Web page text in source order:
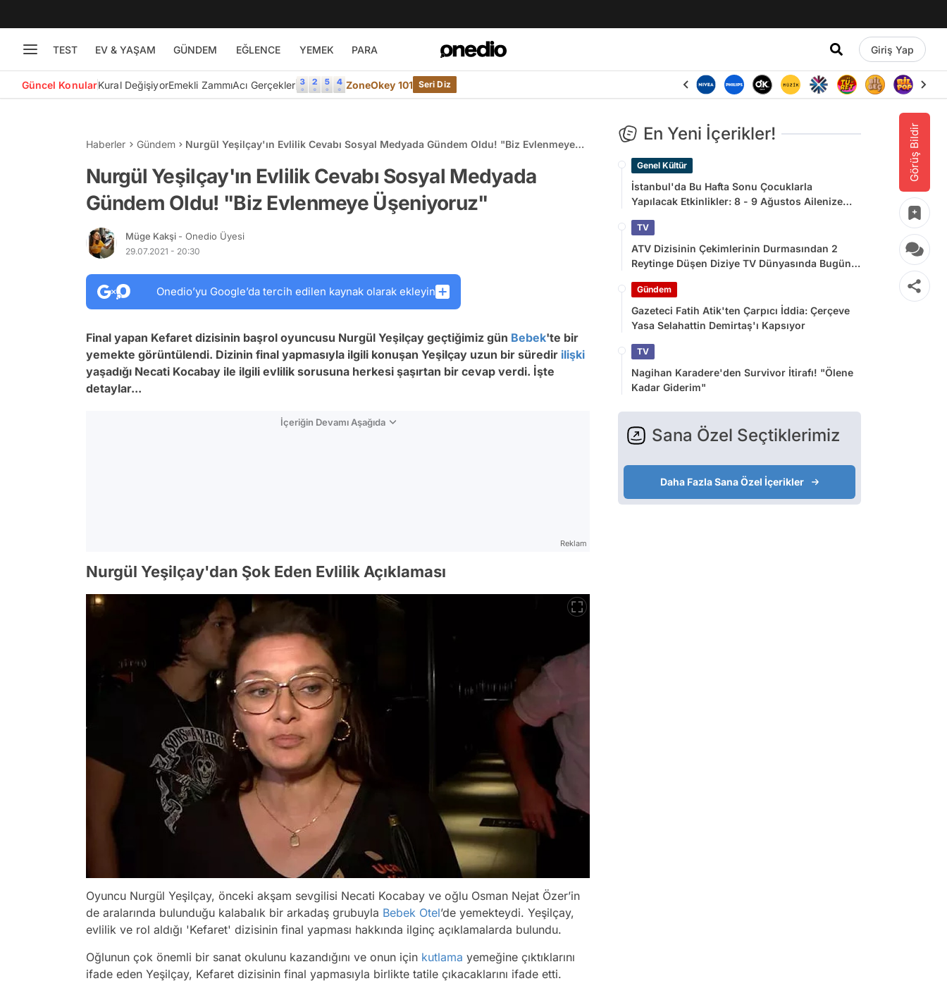
TEST EV & YAŞAM GÜNDEM EĞLENCE YEMEK PARA Giriş Yap
Güncel KonularKural DeğişiyorEmekli ZammıAcı Gerçekler ZoneOkey 101 Seri Diz
Görüş Bildir
Haberler Gündem
Nurgül Yeşilçay'ın Evlilik Cevabı Sosyal Medyada Gündem Oldu! "Biz Evlenmeye
Nurgül Yeşilçay'ın Evlilik Cevabı Sosyal Medyada
Gündem Oldu! "Biz Evlenmeye Üşeniyoruz"
Müge Kakşi - Onedio Üyesi
29.07.2021 - 20:30
Onedio’yu Google’da tercih edilen kaynak olarak ekleyin
Final yapan Kefaret dizisinin başrol oyuncusu Nurgül Yeşilçay geçtiğimiz gün Bebek'te bir
yemekte görüntülendi. Dizinin final yapmasıyla ilgili konuşan Yeşilçay uzun bir süredir ilişki
yaşadığı Necati Kocabay ile ilgili evlilik sorusuna herkesi şaşırtan bir cevap verdi. İşte
detaylar...
İçeriğin Devamı Aşağıda
Reklam
Nurgül Yeşilçay'dan Şok Eden Evlilik Açıklaması
Oyuncu Nurgül Yeşilçay, önceki akşam sevgilisi Necati Kocabay ve oğlu Osman Nejat Özer’in
de aralarında bulunduğu kalabalık bir arkadaş grubuyla Bebek Otel’de yemekteydi. Yeşilçay,
evlilik ve rol aldığı 'Kefaret' dizisinin final yapması hakkında ilginç açıklamalarda bulundu.
Oğlunun çok önemli bir sanat okulunu kazandığını ve onun için kutlama yemeğine çıktıklarını
ifade eden Yeşilçay, Kefaret dizisinin final yapmasıyla birlikte tatile çıkacaklarını ifade etti.
En Yeni İçerikler!
Genel Kültür
İstanbul'da Bu Hafta Sonu Çocuklarla
Yapılacak Etkinlikler: 8 - 9 Ağustos Ailenize
TV
ATV Dizisinin Çekimlerinin Durmasından 2
Reytinge Düşen Diziye TV Dünyasında Bugün
Gündem
Gazeteci Fatih Atik'ten Çarpıcı İddia: Çerçeve
Yasa Selahattin Demirtaş'ı Kapsıyor
TV
Nagihan Karadere'den Survivor İtirafı! "Ölene
Kadar Giderim"
Sana Özel Seçtiklerimiz
Daha Fazla Sana Özel İçerikler